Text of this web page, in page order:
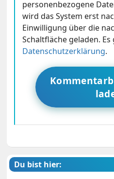
personenbezogene
wird das System erst
Einwilligung über die
Schaltfläche geladen. Es
Datenschutzerklärung.
Du bist hier: